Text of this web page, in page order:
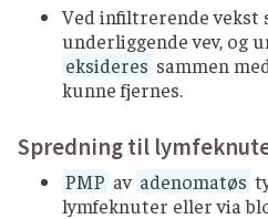
Ved infiltrerende
underliggende vev, og
eksideres sammen
kunne fjernes.
Spredning til
PMP av adenomatøs
lymfeknuter eller via